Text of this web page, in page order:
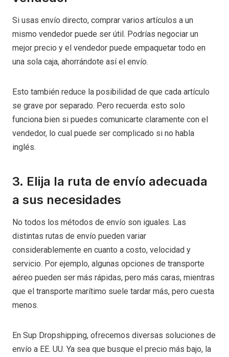
Si usas envío directo, comprar varios artículos a un
mismo vendedor puede ser útil. Podrías negociar un
mejor precio y el vendedor puede empaquetar todo en
una sola caja, ahorrándote así el envío.
Esto también reduce la posibilidad de que cada artículo
se grave por separado. Pero recuerda: esto solo
funciona bien si puedes comunicarte claramente con el
vendedor, lo cual puede ser complicado si no habla
inglés.
3. Elija la ruta de envío adecuada
a sus necesidades
No todos los métodos de envío son iguales. Las
distintas rutas de envío pueden variar
considerablemente en cuanto a costo, velocidad y
servicio. Por ejemplo, algunas opciones de transporte
aéreo pueden ser más rápidas, pero más caras, mientras
que el transporte marítimo suele tardar más, pero cuesta
menos.
En Sup Dropshipping, ofrecemos diversas soluciones de
envío a EE. UU. Ya sea que busque el precio más bajo, la